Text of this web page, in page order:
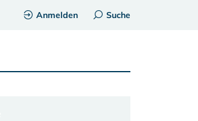
Anmelden Suche